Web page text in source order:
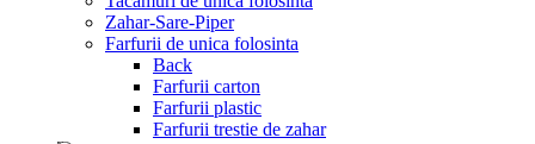
Zahar-Sare-Piper
Farfurii de unica folosinta
Back
Farfurii carton
Farfurii plastic
Farfurii trestie de zahar